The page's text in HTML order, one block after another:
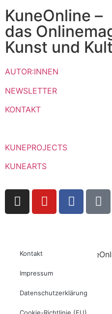
KuneOnline –
das
Kunst und
AUTOR:INNEN
NEWSLETTER
KONTAKT
KUNEPROJECTS
KUNEARTS
Kontakt
Impressum
Datenschutzerklärung
Cookie-Richtlinie (EU)
Copyright © 2023